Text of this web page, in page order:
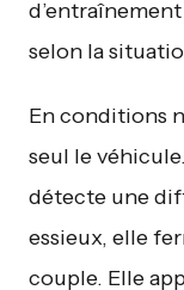
selon la
En conditions
seul le
détecte une
essieux, elle
couple. Elle